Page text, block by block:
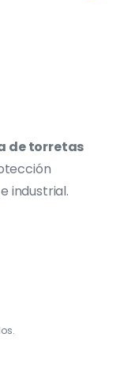
de torretas
industrial.